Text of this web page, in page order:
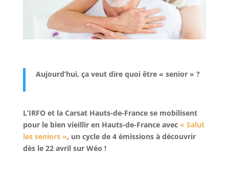
Aujourd’hui, ça veut dire quoi être « senior » ?
L’IRFO et la Carsat Hauts-de-France se mobilisent
pour le bien vieillir en Hauts-de-France avec « Salut
les seniors », un cycle de 4 émissions à découvrir
dès le 22 avril sur Wéo !